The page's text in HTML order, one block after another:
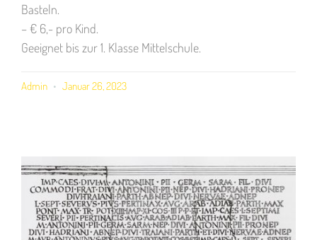
Basteln.
– € 6,- pro Kind.
Geeignet bis zur 1. Klasse Mittelschule.
Admin Januar 26, 2023